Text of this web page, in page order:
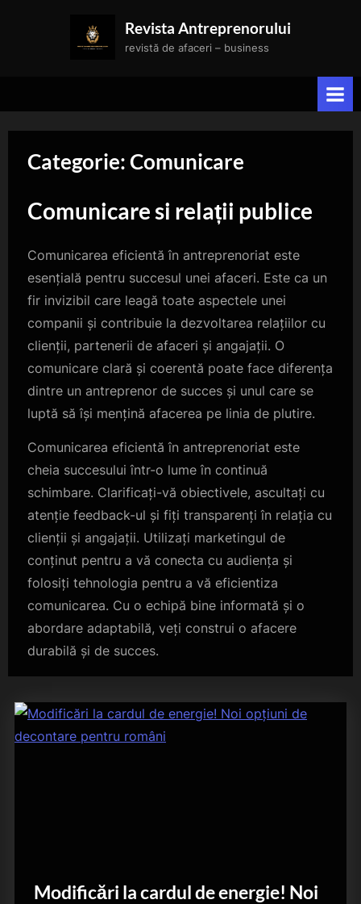
Revista Antreprenorului
revistă de afaceri – business
Categorie:Comunicare
Comunicare si relații publice
Comunicarea eficientă în antreprenoriat este
esențială pentru succesul unei afaceri. Este ca un
fir invizibil care leagă toate aspectele unei
companii și contribuie la dezvoltarea relațiilor cu
clienții, partenerii de afaceri și angajații. O
comunicare clară și coerentă poate face diferența
dintre un antreprenor de succes și unul care se
luptă să își mențină afacerea pe linia de plutire.
Comunicarea eficientă în antreprenoriat este
cheia succesului într-o lume în continuă
schimbare. Clarificați-vă obiectivele, ascultați cu
atenție feedback-ul și fiți transparenți în relația cu
clienții și angajații. Utilizați marketingul de
conținut pentru a vă conecta cu audiența și
folosiți tehnologia pentru a vă eficientiza
comunicarea. Cu o echipă bine informată și o
abordare adaptabilă, veți construi o afacere
durabilă și de succes.
Modificări la cardul de energie! Noi